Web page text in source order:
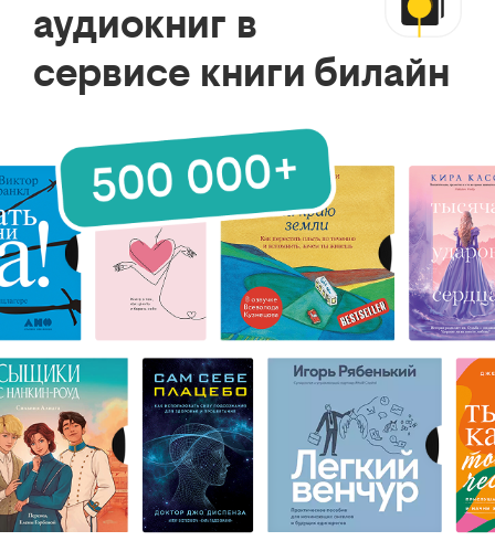
аудиокниг в
сервисе книги билайн